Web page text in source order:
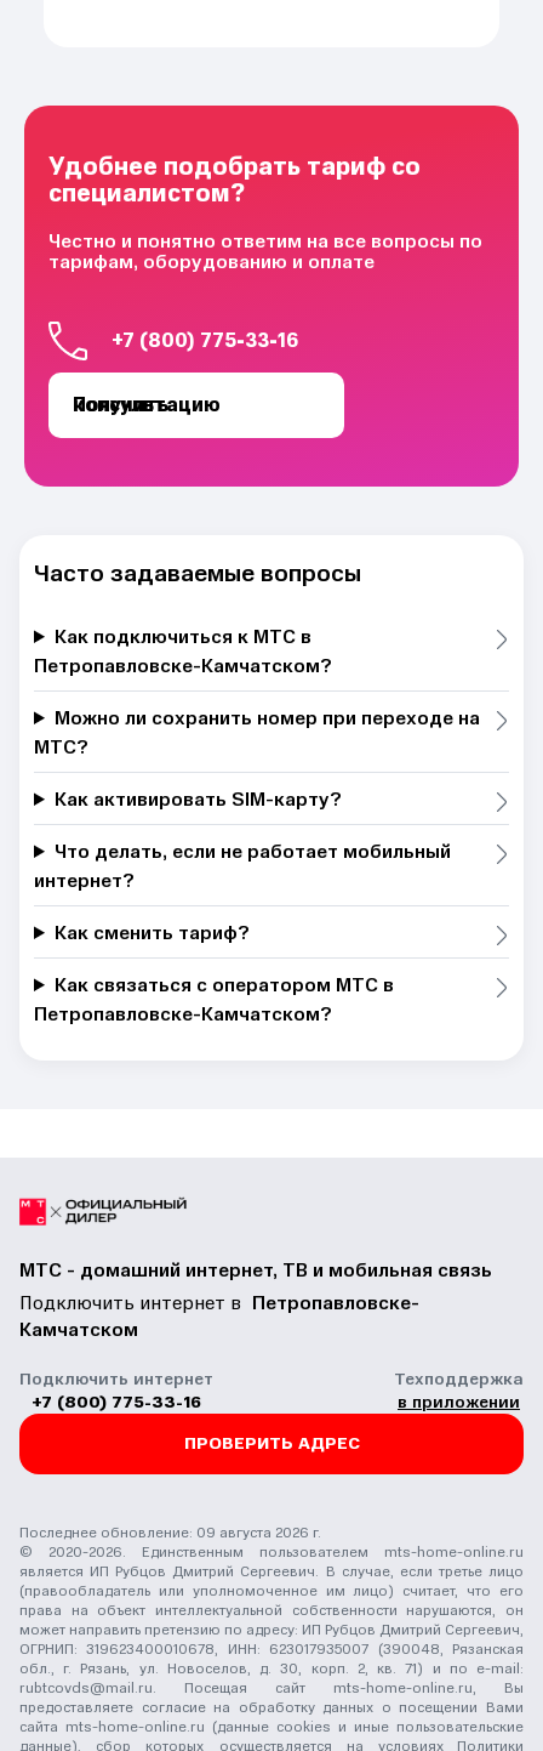
Удобнее подобрать тариф со
специалистом?
Честно и понятно ответим на все вопросы по
тарифам, оборудованию и оплате
+7 (800) 775-33-16
Получить консультацию
Часто задаваемые вопросы
Как подключиться к МТС в
Петропавловске-Камчатском?
Можно ли сохранить номер при переходе на
МТС?
Как активировать SIM-карту?
Что делать, если не работает мобильный
интернет?
Как сменить тариф?
Как связаться с оператором МТС в
Петропавловске-Камчатском?
МТС - домашний интернет, ТВ и мобильная связь
Подключить интернет в Петропавловске-
Камчатском
Подключить интернет
+7 (800) 775-33-16
Техподдержка
в приложении
ПРОВЕРИТЬ АДРЕС
Последнее обновление: 09 августа 2026 г.
© 2020-2026. Единственным пользователем mts-home-online.ru
является ИП Рубцов Дмитрий Сергеевич. В случае, если третье лицо
(правообладатель или уполномоченное им лицо) считает, что его
права на объект интеллектуальной собственности нарушаются, он
может направить претензию по адресу: ИП Рубцов Дмитрий Сергеевич,
ОГРНИП: 319623400010678, ИНН: 623017935007 (390048, Рязанская
обл., г. Рязань, ул. Новоселов, д. 30, корп. 2, кв. 71) и по e-mail:
rubtcovds@mail.ru. Посещая сайт mts-home-online.ru, Вы
предоставляете согласие на обработку данных о посещении Вами
сайта mts-home-online.ru (данные cookies и иные пользовательские
данные), сбор которых осуществляется на условиях Политики